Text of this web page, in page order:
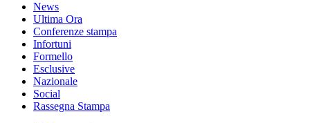
News
Ultima Ora
Conferenze stampa
Infortuni
Formello
Esclusive
Nazionale
Social
Rassegna Stampa